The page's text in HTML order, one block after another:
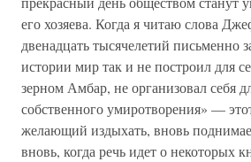
его хозяева. Когда я читаю слова
двенадцать тысячелетий письменно
истории мир так и не построил для
зерном Амбар, не организовал себя
собственного умиротворения» —
желающий издыхать, вновь
вновь, когда речь идет о некоторых